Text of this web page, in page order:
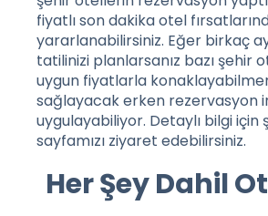
fiyatlı son dakika otel
yararlanabilirsiniz. Eğer birkaç
tatilinizi planlarsanız bazı şehir
uygun fiyatlarla
sağlayacak erken rezervasyon
uygulayabiliyor. Detaylı bilgi için
sayfamızı ziyaret edebilirsiniz.
Her Şey Dahil